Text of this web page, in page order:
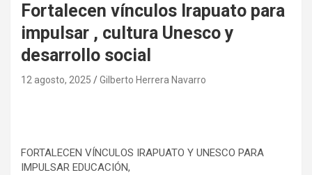
Fortalecen vínculos Irapuato para
impulsar , cultura Unesco y
desarrollo social
12 agosto, 2025 Gilberto Herrera Navarro
FORTALECEN VÍNCULOS IRAPUATO Y UNESCO PARA
IMPULSAR EDUCACIÓN,